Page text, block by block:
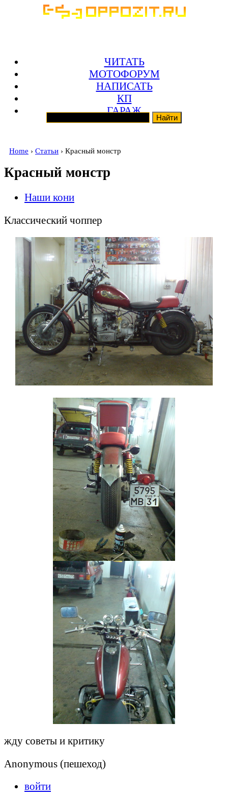
ЧИТАТЬ
МОТОФОРУМ
НАПИСАТЬ
КП
ГАРАЖ
Home › Статьи › Красный монстр
Красный монстр
Наши кони
Классический чоппер
жду советы и критику
Anonymous (пешеход)
войти